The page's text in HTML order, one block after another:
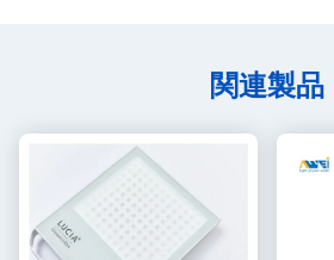
関連製品